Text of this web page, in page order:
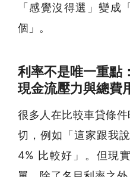
「感覺沒得選」變成
個」。
利率不是唯一重點
現金流壓力與總費
很多人在比較車貸條
切，例如「這家跟我
4% 比較好」。但現